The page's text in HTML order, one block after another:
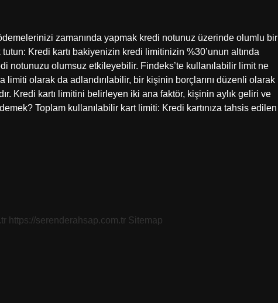
zamanında yapmak kredi notunuz üzerinde olumlu bir
Kredi kartı bakiyenizin kredi limitinizin %30’unun altında
notunuzu olumsuz etkileyebilir. Findeks’te kullanılabilir limit ne
limiti olarak da adlandırılabilir, bir kişinin borçlarını düzenli olarak
Kredi kartı limitini belirleyen iki ana faktör, kişinin aylık geliri ve
Toplam kullanılabilir kart limiti: Kredi kartınıza tahsis edilen
https://serenderahsap.com.tr Sitemap